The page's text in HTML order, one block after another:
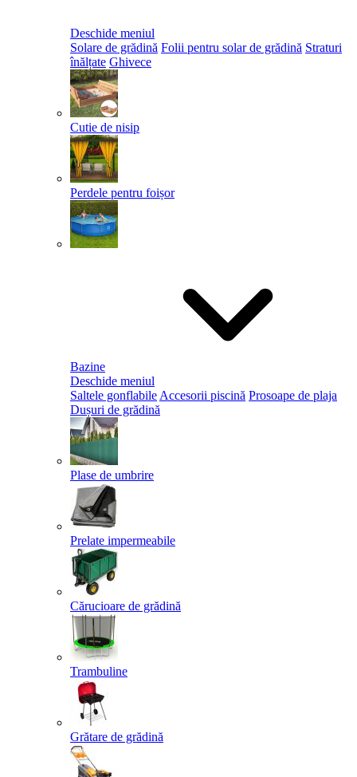
Deschide meniul
Solare de grădină Folii pentru solar de grădină Straturi
înălțate Ghivece
Cutie de nisip
Perdele pentru foișor
Bazine
Deschide meniul
Saltele gonflabile Accesorii piscină Prosoape de plaja
Dușuri de grădină
Plase de umbrire
Prelate impermeabile
Cărucioare de grădină
Trambuline
Grătare de grădină